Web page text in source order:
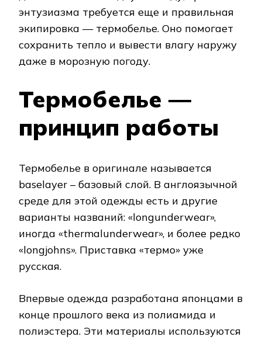
энтузиазма требуется еще и правильная
экипировка — термобелье. Оно помогает
сохранить тепло и вывести влагу наружу
даже в морозную погоду.
Термобелье —
принцип работы
Термобелье в оригинале называется
baselayer – базовый слой. В англоязычной
среде для этой одежды есть и другие
варианты названий: «longunderwear»,
иногда «thermalunderwear», и более редко
«longjohns». Приставка «термо» уже
русская.
Впервые одежда разработана японцами в
конце прошлого века из полиамида и
полиэстера. Эти материалы используются